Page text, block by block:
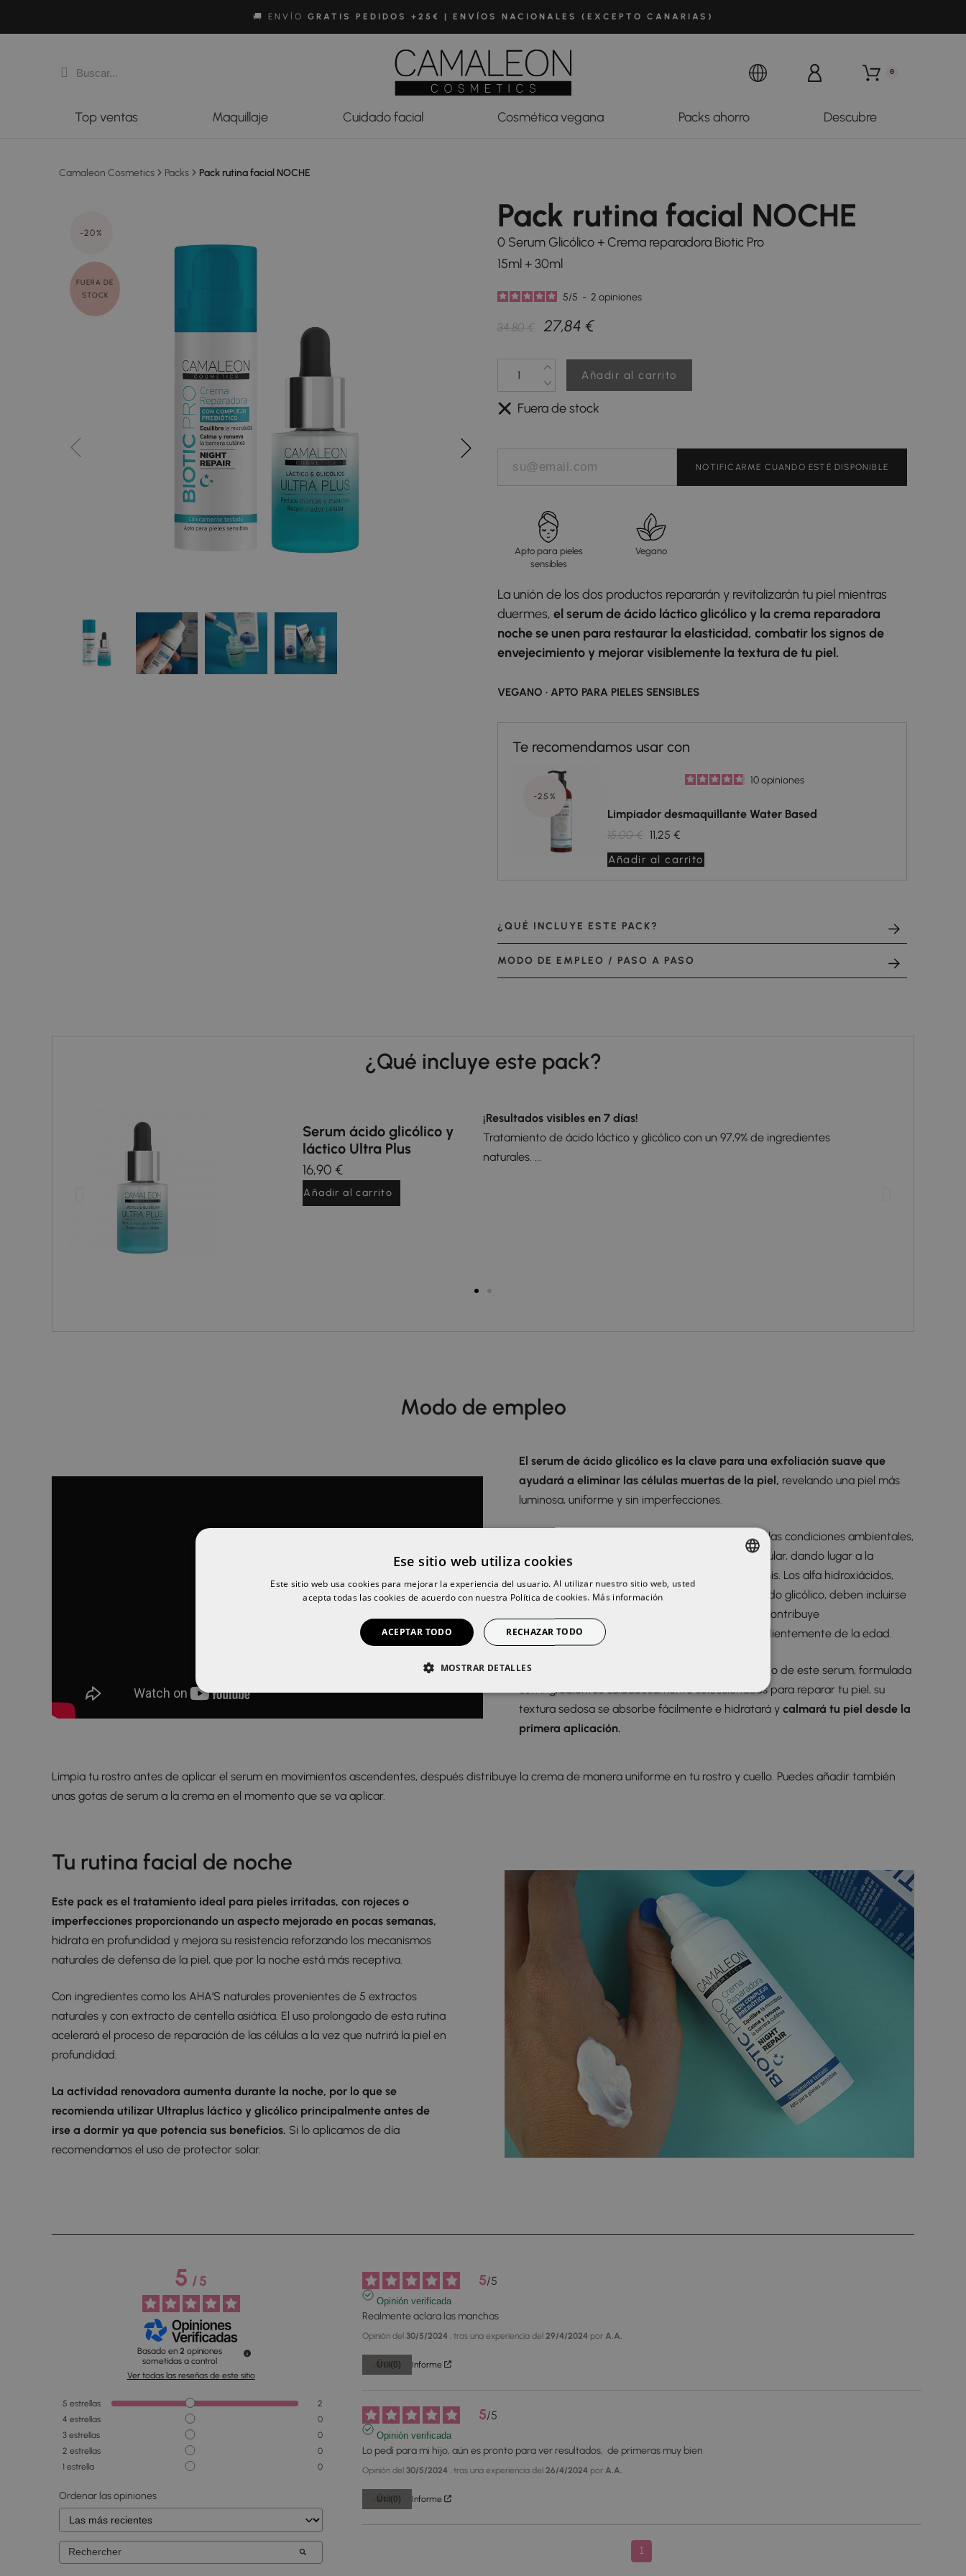
🚚 ENVÍO GRATIS PEDIDOS +25€ | ENVÍOS NACIONALES (EXCEPTO CANARIAS)
0
Top ventas Maquillaje Cuidado facial Cosmética vegana Packs ahorro Descubre
Camaleon Cosmetics Packs Pack rutina facial NOCHE
-20%
FUERA DE
STOCK
Pack rutina facial NOCHE
0 Serum Glicólico + Crema reparadora Biotic Pro
15ml + 30ml
5/5 - 2 opiniones
34,80 € 27,84 €
Añadir al carrito
Fuera de stock
NOTIFICARME CUANDO ESTÉ DISPONIBLE
Apto para pieles
sensibles
Vegano
La unión de los dos productos repararán y revitalizarán tu piel mientras
duermes, el serum de ácido láctico glicólico y la crema reparadora
noche se unen para restaurar la elasticidad, combatir los signos de
envejecimiento y mejorar visiblemente la textura de tu piel.
VEGANO · APTO PARA PIELES SENSIBLES
10opiniones
Limpiador desmaquillante Water Based
15,00 € 11,25 €
-25%
Añadir al carrito
¿QUÉ INCLUYE ESTE PACK?
MODO DE EMPLEO / PASO A PASO
¿Qué incluye este pack?
Serum ácido glicólico y
láctico Ultra Plus
16,90 €
Añadir al carrito
¡Resultados visibles en 7 días!
Tratamiento de ácido láctico y glicólico con un 97,9% de ingredientes
naturales. ...
Modo de empleo
El serum de ácido glicólico es la clave para una exfoliación suave que
ayudará a eliminar las células muertas de la piel, revelando una piel más
luminosa, uniforme y sin imperfecciones.
Diversos factores, como el sol, el envejecimiento, las condiciones ambientales,
desaceleran el proceso natural de renovación celular, dando lugar a la
acumulación de de células muertas en la epidermis. Los alfa hidroxiácidos,
que son más comúnmente reconocidos como ácido glicólico, deben incluirse
en cualquier rutina de cuidado de la piel, ya que contribuye
significativamente a mejorar su textura, independientemente de la edad.
La crema reparadora
es el complemento perfecto de este serum, formulada
con ingredientes cuidadosamente seleccionados para reparar tu piel, su
textura sedosa se absorbe fácilmente e hidratará y calmará tu piel desde la
primera aplicación.
Limpia tu rostro antes de aplicar el serum en movimientos ascendentes, después distribuye la crema de manera uniforme en tu rostro y cuello. Puedes añadir también
unas gotas de serum a la crema en el momento que se va aplicar.
Tu rutina facial de noche
Este pack es el tratamiento ideal para pieles irritadas, con rojeces o
imperfecciones proporcionando un aspecto mejorado en pocas semanas,
hidrata en profundidad y mejora su resistencia reforzando los mecanismos
naturales de defensa de la piel, que por la noche está más receptiva.
Con ingredientes como los AHA’S naturales provenientes de 5 extractos
naturales y con extracto de centella asiática. El uso prolongado de esta rutina
acelerará el proceso de reparación de las células a la vez que nutrirá la piel en
profundidad.
La actividad renovadora aumenta durante la noche, por lo que se
recomienda utilizar Ultraplus láctico y glicólico principalmente antes de
irse a dormir ya que potencia sus beneficios. Si lo aplicamos de día
recomendamos el uso de protector solar.
5/5
Basado en 2 opiniones
sometidas a control
Ver todas las reseñas de este sitio
5 estrellas
2
4 estrellas
0
3 estrellas
0
2 estrellas
0
1 estrella 0
Ordenar las opiniones
5/5
Opinión verificada
Realmente aclara las manchas
Opinión del30/5/2024 , tras una experiencia del29/4/2024 por A.A.
Útil(0) Informe
5/5
Opinión verificada
Lo pedí para mi hijo, aún es pronto para ver resultados,  de primeras muy bien
Opinión del30/5/2024 , tras una experiencia del26/4/2024 por A.A.
Útil(0) Informe
1
Ese sitio web utiliza cookies
Este sitio web usa cookies para mejorar la experiencia del usuario. Al utilizar nuestro sitio web, usted
acepta todas las cookies de acuerdo con nuestra Política de cookies. Más información
ACEPTAR TODO RECHAZAR TODO
MOSTRAR DETALLES